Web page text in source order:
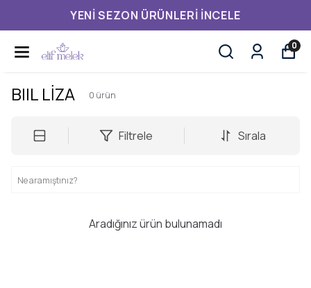
YENI SEZON ÜRÜNLERI İNCELE
0
BIIL LİZA 0 ürün
Filtrele Sırala
Aradığınız ürün bulunamadı